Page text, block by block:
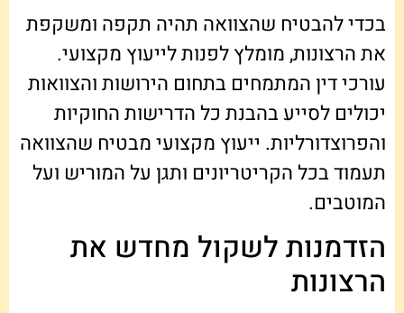
בכדי להבטיח שהצוואה תהיה תקפה ומשקפת
את הרצונות, מומלץ לפנות לייעוץ מקצועי.
עורכי דין המתמחים בתחום הירושות והצוואות
יכולים לסייע בהבנת כל הדרישות החוקיות
והפרוצדורליות. ייעוץ מקצועי מבטיח שהצוואה
תעמוד בכל הקריטריונים ותגן על המוריש ועל
המוטבים.
הזדמנות לשקול מחדש את
הרצונות